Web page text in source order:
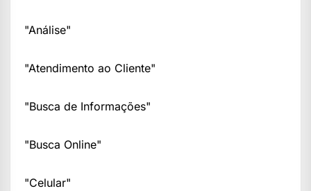
"Análise"
"Atendimento ao Cliente"
"Busca de Informações"
"Busca Online"
"Celular"